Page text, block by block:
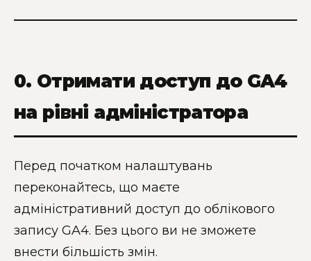
0. Отримати доступ до GA4
на рівні адміністратора
Перед початком налаштувань
переконайтесь, що маєте
адміністративний доступ до облікового
запису GA4. Без цього ви не зможете
внести більшість змін.